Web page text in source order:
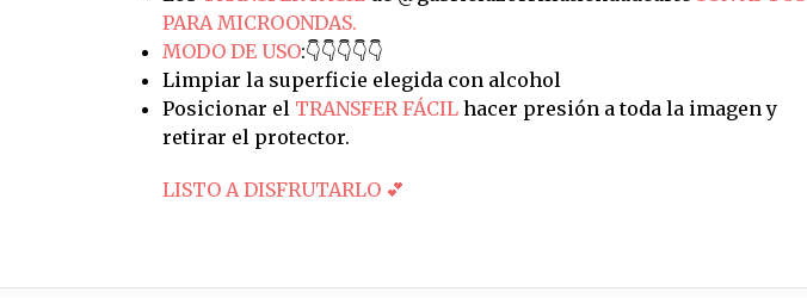
PARA MICROONDAS.
MODO DE USO:👇👇👇👇👇
Limpiar la superficie elegida con alcohol
Posicionar el TRANSFER FÁCILhacer presión a toda la imagen y
retirar el protector.
LISTO A DISFRUTARLO 💕